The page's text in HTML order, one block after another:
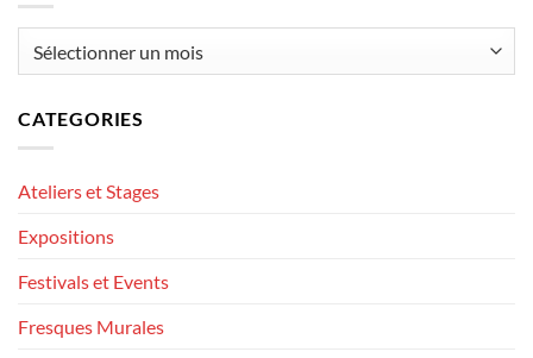
CATEGORIES
Ateliers et Stages
Expositions
Festivals et Events
Fresques Murales